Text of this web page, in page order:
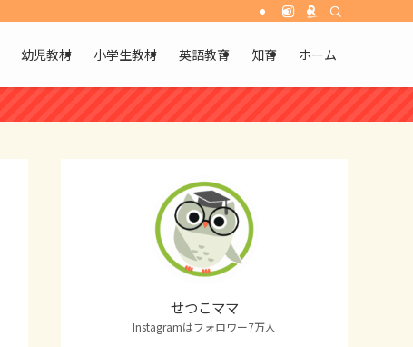
幼児教材 小学生教材 英語教育 知育 ホーム
せつこママ
Instagramはフォロワー7万人